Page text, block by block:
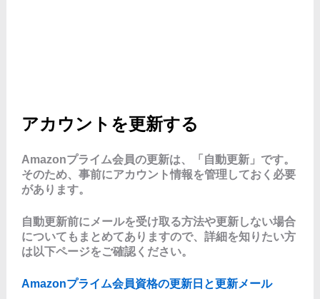
アカウントを更新する
Amazonプライム会員の更新は、「自動更新」です。
そのため、事前にアカウント情報を管理しておく必要
があります。
自動更新前にメールを受け取る方法や更新しない場合
についてもまとめてありますので、詳細を知りたい方
は以下ページをご確認ください。
Amazonプライム会員資格の更新日と更新メール